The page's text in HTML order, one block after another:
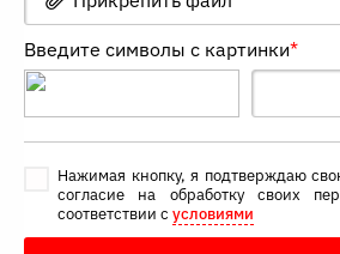
Введите символы с картинки*
Нажимая кнопку, я подтверждаю
согласие на обработку своих
соответствии с условиями